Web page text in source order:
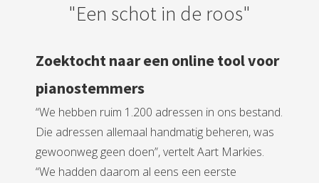
"Een schot in de roos"
Zoektocht naar een online tool voor
pianostemmers
“We hebben ruim 1.200 adressen in ons bestand.
Die adressen allemaal handmatig beheren, was
gewoonweg geen doen”, vertelt Aart Markies.
“We hadden daarom al eens een eerste